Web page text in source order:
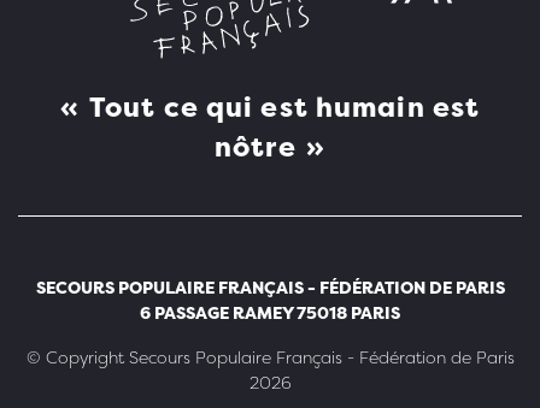
Tout ce qui est humain est
nôtre
SECOURS POPULAIRE FRANÇAIS - FÉDÉRATION DE PARIS
6 PASSAGE RAMEY 75018 PARIS
© Copyright Secours Populaire Français - Fédération de Paris
2026